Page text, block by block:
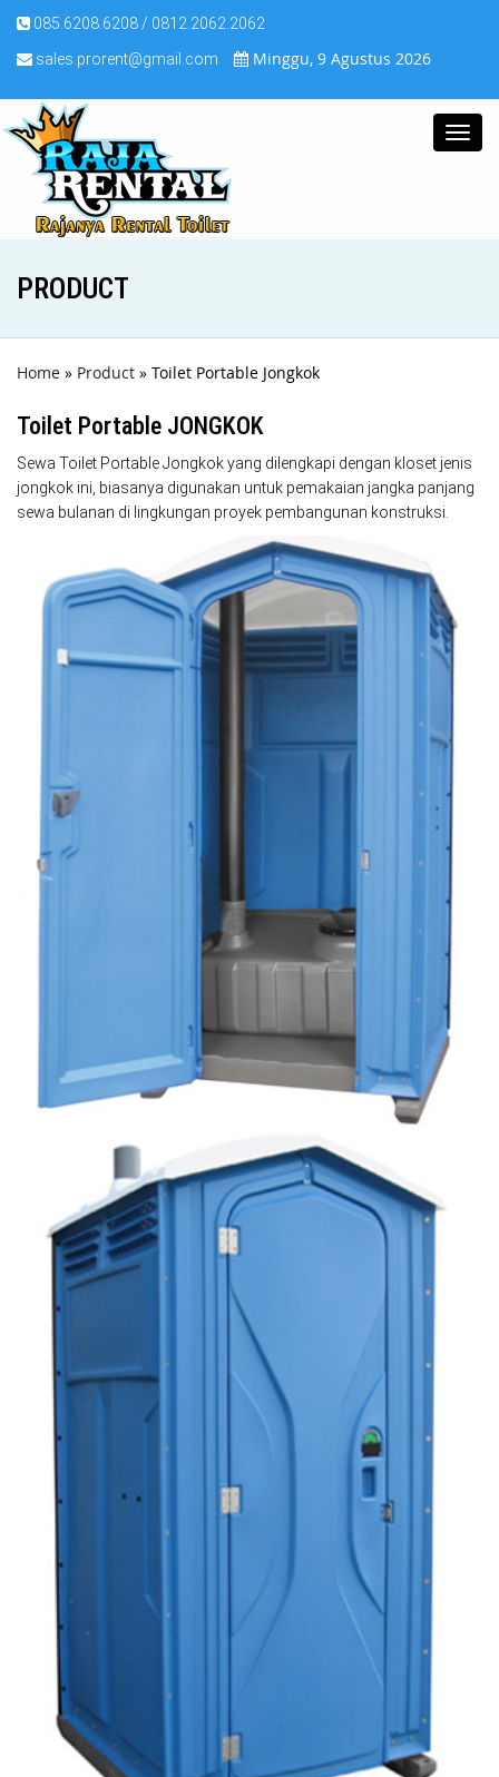
085.6208.6208 / 0812.2062.2062
sales.prorent@gmail.com
Minggu, 9 Agustus 2026
PRODUCT
Home » Product » Toilet Portable Jongkok
Toilet Portable JONGKOK
Sewa Toilet Portable Jongkok yang dilengkapi dengan kloset jenis
jongkok ini, biasanya digunakan untuk pemakaian jangka panjang
sewa bulanan di lingkungan proyek pembangunan konstruksi.